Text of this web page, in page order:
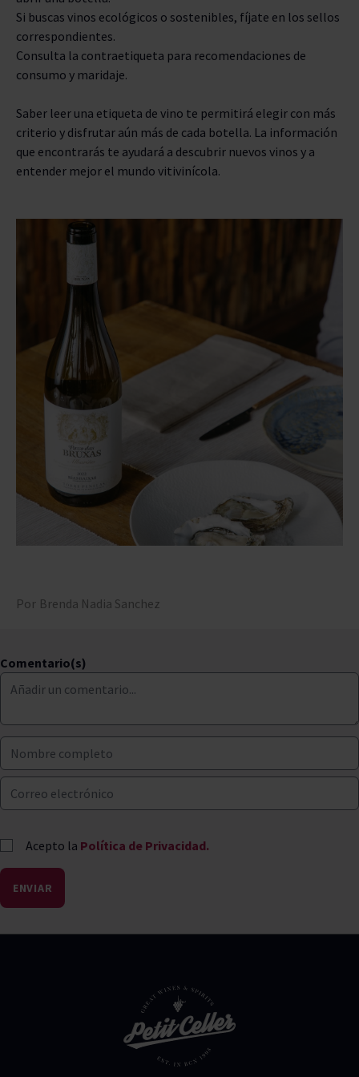
Si buscas vinos ecológicos o sostenibles, fíjate en los sellos
correspondientes.
Consulta la contraetiqueta para recomendaciones de
consumo y maridaje.
Saber leer una etiqueta de vino te permitirá elegir con más
criterio y disfrutar aún más de cada botella. La información
que encontrarás te ayudará a descubrir nuevos vinos y a
entender mejor el mundo vitivinícola.
Por Brenda Nadia Sanchez
Comentario(s)
Acepto la Política de Privacidad.
ENVIAR